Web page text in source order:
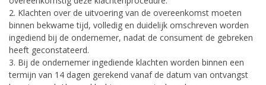
2. Klachten over de uitvoering van de overeenkomst moeten
binnen bekwame tijd, volledig en duidelijk omschreven worden
ingediend bij de ondernemer, nadat de consument de gebreken
heeft geconstateerd.
3. Bij de ondernemer ingediende klachten worden binnen een
termijn van 14 dagen gerekend vanaf de datum van ontvangst